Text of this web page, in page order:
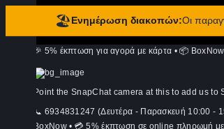
🏖️Ενημέρωση διακοπών:Οι
περιεχόμενο
🎉 5% έκπτωση για αγορά με κάρτα • 📦 BoxNow
Point the SnapChat camera at this to add us to
📞 6934831247 (Δευτέρα - Παρασκευή 10:00 -
BoxNow • 💳 5% έκπτωση σε online πληρωμή